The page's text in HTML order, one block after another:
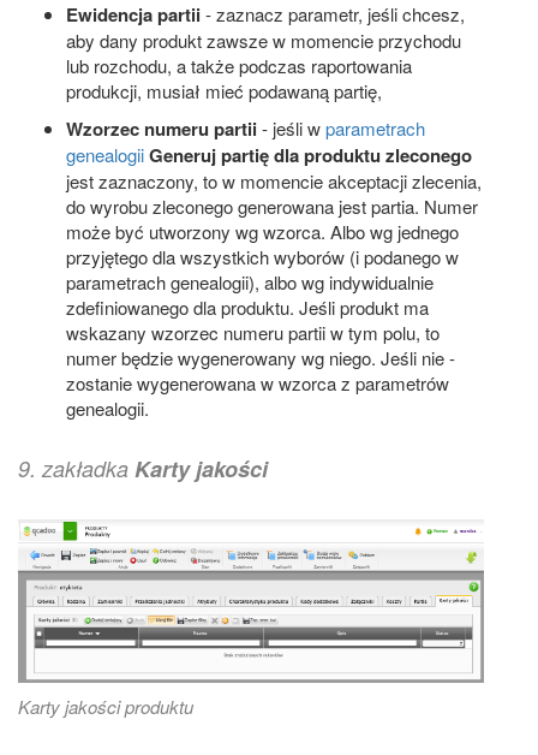
Ewidencja partii- zaznacz parametr, jeśli chcesz,
aby dany produkt zawsze w momencie przychodu
lub rozchodu, a także podczas raportowania
produkcji, musiał mieć podawaną partię,
Wzorzec numeru partii- jeśli wparametrach
genealogiiGeneruj partię dla produktu zleconego
jest zaznaczony, to w momencie akceptacji zlecenia,
do wyrobu zleconego generowana jest partia. Numer
może być utworzony wg wzorca. Albo wg jednego
przyjętego dla wszystkich wyborów (i podanego w
parametrach genealogii), albo wg indywidualnie
zdefiniowanego dla produktu. Jeśli produkt ma
wskazany wzorzec numeru partii w tym polu, to
numer będzie wygenerowany wg niego. Jeśli nie -
zostanie wygenerowana w wzorca z parametrów
genealogii.
9. zakładka Karty jakości
Karty jakości produktu